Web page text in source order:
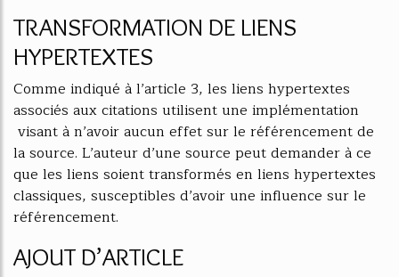
TRANSFORMATION DE LIENS
HYPERTEXTES
Comme indiqué à l’article 3, les liens hypertextes
associés aux citations utilisent une implémentation
visant à n’avoir aucun effet sur le référencement de
la source. L’auteur d’une source peut demander à ce
que les liens soient transformés en liens hypertextes
classiques, susceptibles d’avoir une influence sur le
référencement.
AJOUT D’ARTICLE